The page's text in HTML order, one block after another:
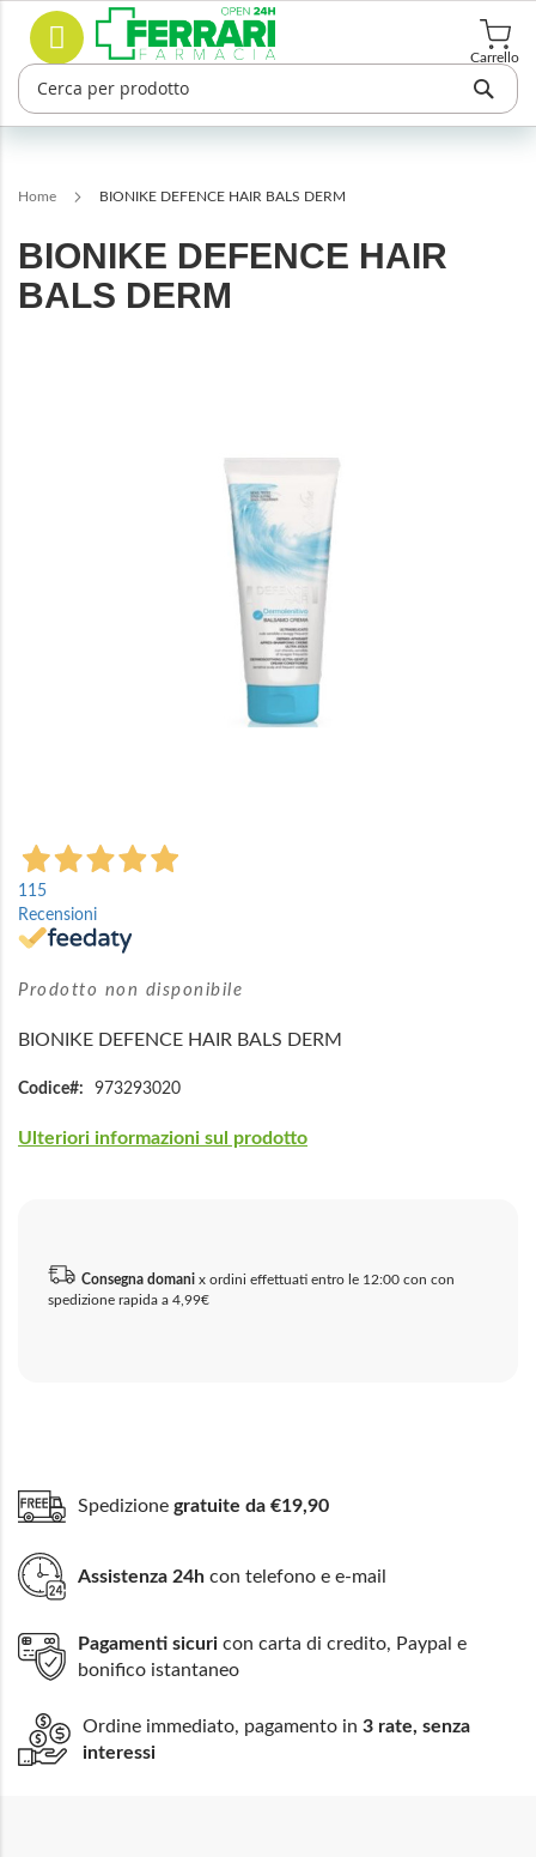
Salta
contenuto
Carrello
Cerca
Home BIONIKE DEFENCE HAIR BALS DERM
BIONIKE DEFENCE HAIR
BALS DERM
Vai
all'inizio
della
galleria
di
115
Recensioni
Prodotto non disponibile
BIONIKE DEFENCE HAIR BALS DERM
Codice 973293020
Ulteriori informazioni sul prodotto
Consegna domani x ordini effettuati entro le 12:00 con con
spedizione rapida a 4,99€
Spedizione gratuite da €19,90
Assistenza 24h con telefono e e-mail
Pagamenti sicuri con carta di credito, Paypal e
bonifico istantaneo
Ordine immediato, pagamento in 3 rate, senza
interessi